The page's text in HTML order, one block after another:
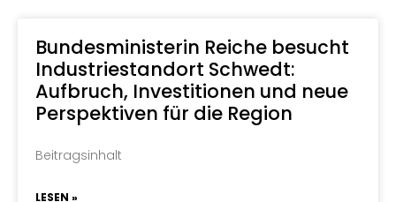
Bundesministerin Reiche besucht
Industriestandort Schwedt:
Aufbruch, Investitionen und neue
Perspektiven für die Region
Beitragsinhalt
LESEN »